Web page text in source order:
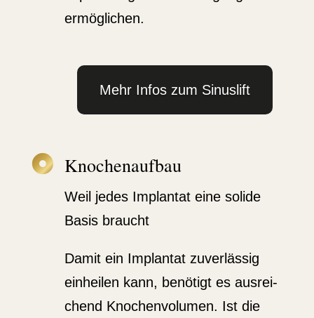
ermög­lichen.
Mehr Infos zum Sinuslift
 Knochen­aufbau
Weil jedes Implantat eine solide
Basis braucht
Damit ein Implantat zuver­lässig
einheilen kann, benötigt es ausrei­
chend Knochen­vo­lumen. Ist die